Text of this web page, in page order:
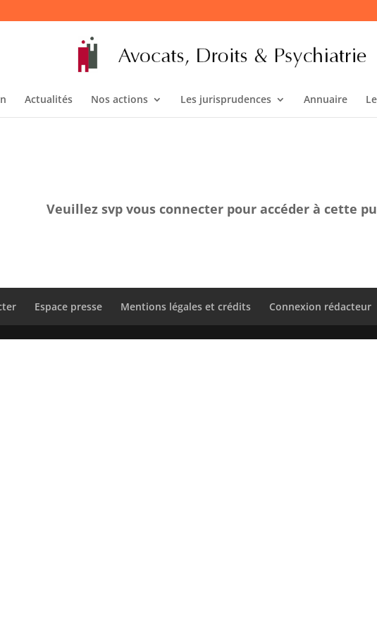
Actualités Nos actions Les jurisprudences Annuaire
Veuillez svp vous connecter pour accéder à cette
Espace presse Mentions légales et crédits Connexion rédacteur